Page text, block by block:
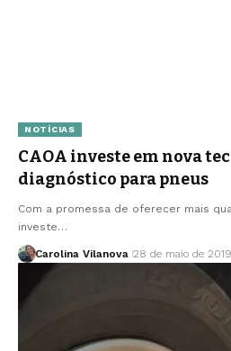
NOTÍCIAS
CAOA investe em nova
diagnóstico para pneus
Com a promessa de oferecer mais
investe…
Carolina Vilanova 28 de maio de 2019